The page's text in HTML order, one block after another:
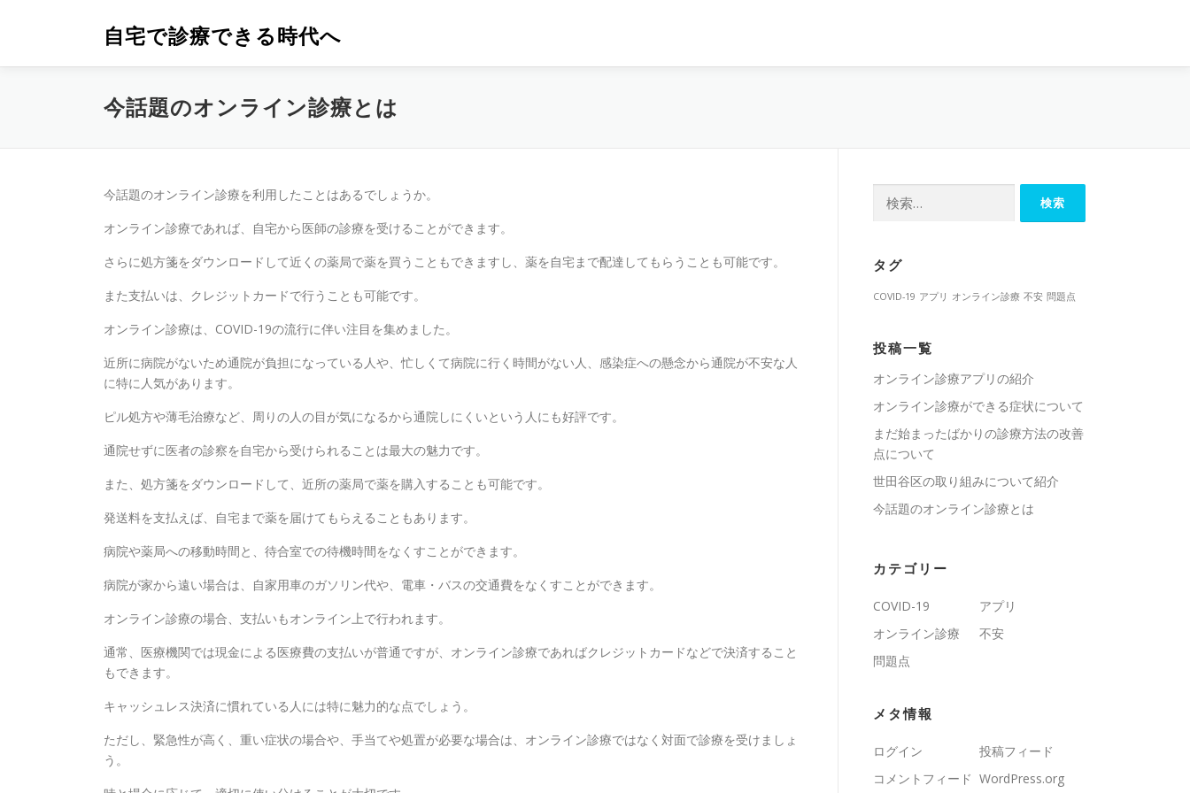
ン
自宅で診療できる時代へ
今話題のオンライン診療とは
今話題のオンライン診療を利用したことはあるでしょうか。
オンライン診療であれば、自宅から医師の診療を受けることができます。
さらに処方箋をダウンロードして近くの薬局で薬を買うこともできますし、薬を自宅まで配達してもらうことも可能です。
また支払いは、クレジットカードで行うことも可能です。
オンライン診療は、COVID-19の流行に伴い注目を集めました。
近所に病院がないため通院が負担になっている人や、忙しくて病院に行く時間がない人、感染症への懸念から通院が不安な人
に特に人気があります。
ピル処方や薄毛治療など、周りの人の目が気になるから通院しにくいという人にも好評です。
通院せずに医者の診察を自宅から受けられることは最大の魅力です。
また、処方箋をダウンロードして、近所の薬局で薬を購入することも可能です。
発送料を支払えば、自宅まで薬を届けてもらえることもあります。
病院や薬局への移動時間と、待合室での待機時間をなくすことができます。
病院が家から遠い場合は、自家用車のガソリン代や、電車・バスの交通費をなくすことができます。
オンライン診療の場合、支払いもオンライン上で行われます。
通常、医療機関では現金による医療費の支払いが普通ですが、オンライン診療であればクレジットカードなどで決済すること
もできます。
キャッシュレス決済に慣れている人には特に魅力的な点でしょう。
ただし、緊急性が高く、重い症状の場合や、手当てや処置が必要な場合は、オンライン診療ではなく対面で診療を受けましょ
う。
タグ
COVID-19 アプリ オンライン診療 不安 問題点
投稿一覧
オンライン診療アプリの紹介
オンライン診療ができる症状について
まだ始まったばかりの診療方法の改善
点について
世田谷区の取り組みについて紹介
今話題のオンライン診療とは
カテゴリー
COVID-19
アプリ
オンライン診療
不安
問題点
メタ情報
ログイン
投稿フィード
コメントフィード WordPress.org